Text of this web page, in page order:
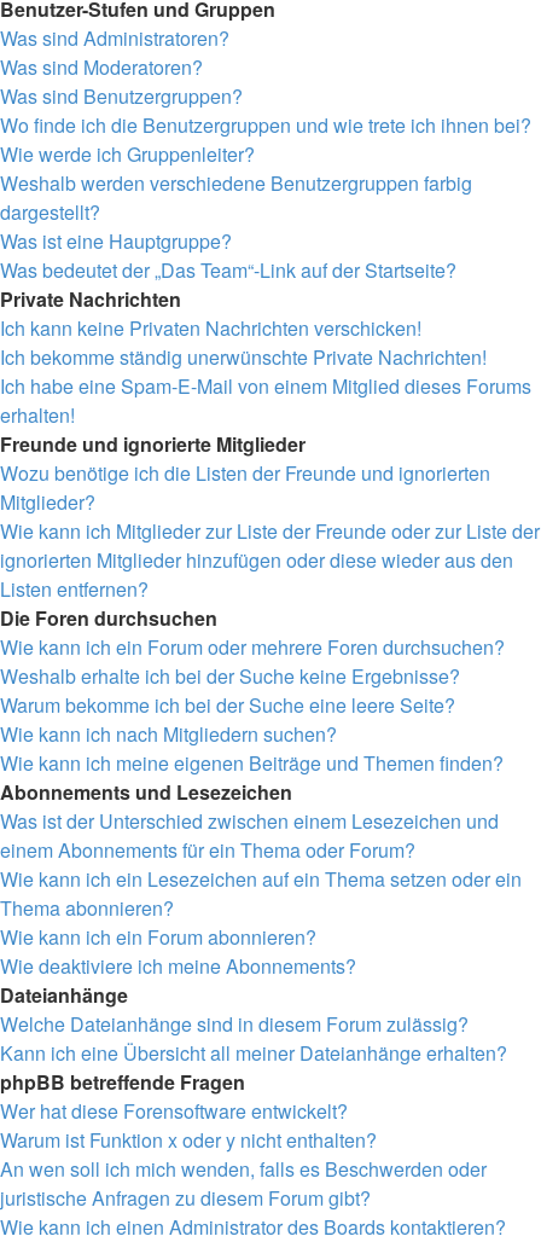
Benutzer-Stufen und Gruppen
Was sind Administratoren?
Was sind Moderatoren?
Was sind Benutzergruppen?
Wo finde ich die Benutzergruppen und wie trete ich ihnen bei?
Wie werde ich Gruppenleiter?
Weshalb werden verschiedene Benutzergruppen farbig
dargestellt?
Was ist eine Hauptgruppe?
Was bedeutet der „Das Team“-Link auf der Startseite?
Private Nachrichten
Ich kann keine Privaten Nachrichten verschicken!
Ich bekomme ständig unerwünschte Private Nachrichten!
Ich habe eine Spam-E-Mail von einem Mitglied dieses Forums
erhalten!
Freunde und ignorierte Mitglieder
Wozu benötige ich die Listen der Freunde und ignorierten
Mitglieder?
Wie kann ich Mitglieder zur Liste der Freunde oder zur Liste der
ignorierten Mitglieder hinzufügen oder diese wieder aus den
Listen entfernen?
Die Foren durchsuchen
Wie kann ich ein Forum oder mehrere Foren durchsuchen?
Weshalb erhalte ich bei der Suche keine Ergebnisse?
Warum bekomme ich bei der Suche eine leere Seite?
Wie kann ich nach Mitgliedern suchen?
Wie kann ich meine eigenen Beiträge und Themen finden?
Abonnements und Lesezeichen
Was ist der Unterschied zwischen einem Lesezeichen und
einem Abonnements für ein Thema oder Forum?
Wie kann ich ein Lesezeichen auf ein Thema setzen oder ein
Thema abonnieren?
Wie kann ich ein Forum abonnieren?
Wie deaktiviere ich meine Abonnements?
Dateianhänge
Welche Dateianhänge sind in diesem Forum zulässig?
Kann ich eine Übersicht all meiner Dateianhänge erhalten?
phpBB betreffende Fragen
Wer hat diese Forensoftware entwickelt?
Warum ist Funktion x oder y nicht enthalten?
An wen soll ich mich wenden, falls es Beschwerden oder
juristische Anfragen zu diesem Forum gibt?
Wie kann ich einen Administrator des Boards kontaktieren?